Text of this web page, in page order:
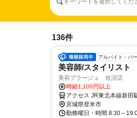
キーワードを選択してくだ
136件
アルバイト・パ
美容師/スタイリスト
美容プラージュ 佐沼店
時給1,100円以上
アクセス JR東北本線新田
宮城県登米市
勤務曜日・時間 8:30～